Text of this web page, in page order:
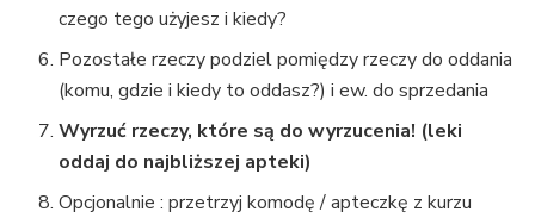
czego tego użyjesz i kiedy?
Pozostałe rzeczy podziel pomiędzy rzeczy do oddania
(komu, gdzie i kiedy to oddasz?) i ew. do sprzedania
Wyrzuć rzeczy, które są do wyrzucenia! (leki
oddaj do najbliższej apteki)
Opcjonalnie : przetrzyj komodę / apteczkę z kurzu